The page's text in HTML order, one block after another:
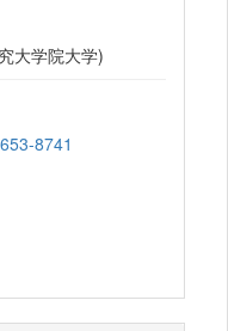
大学院大学)
8741